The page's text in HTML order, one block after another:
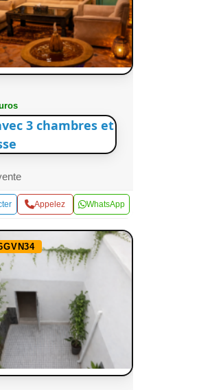
3 chambres et
Appelez WhatsApp